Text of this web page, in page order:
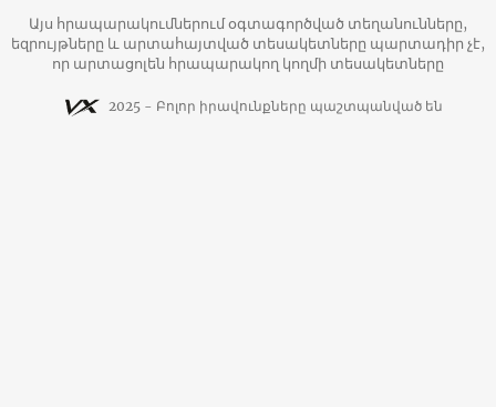
Այս հրապարակումներում օգտագործված տեղանունները,
եզրույթները և արտահայտված տեսակետները պարտադիր չէ,
որ արտացոլեն հրապարակող կողմի տեսակետները
2025 - Բոլոր իրավունքները պաշտպանված են